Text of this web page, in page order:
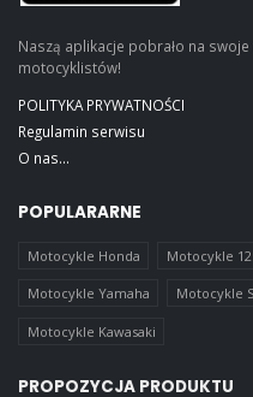
Naszą aplikacje pobrało na
motocyklistów!
POLITYKA PRYWATNOŚCI
Regulamin serwisu
O nas...
POPULARARNE
Motocykle Honda Motocykle
Motocykle Yamaha Motocykle
Motocykle Kawasaki
PROPOZYCJA PRODUKTU